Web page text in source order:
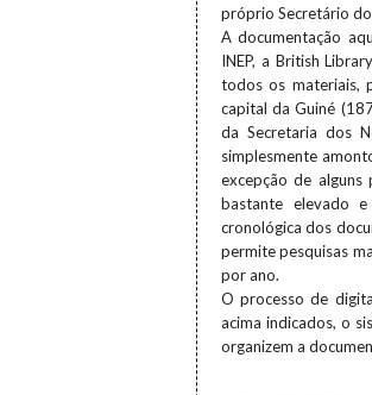
próprio Secretário
A documentação
INEP, a British
todos os materiais,
capital da Guiné
da Secretaria dos
simplesmente
excepção de
bastante elevado
cronológica dos
permite pesquisas
por ano.
O processo de
acima indicados, o
organizem a